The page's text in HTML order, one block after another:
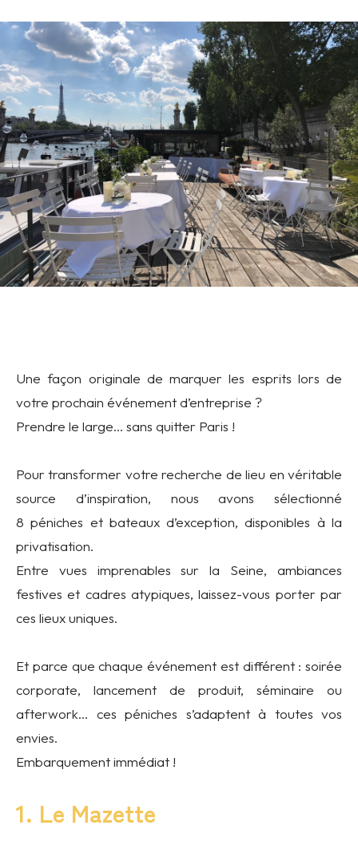
Une façon originale de marquer les esprits lors de
votre prochain événement d’entreprise ?
Prendre le large… sans quitter Paris !
Pour transformer votre recherche de lieu en véritable
source d’inspiration, nous avons sélectionné
8 péniches et bateaux d’exception, disponibles à la
privatisation.
Entre vues imprenables sur la Seine, ambiances
festives et cadres atypiques, laissez-vous porter par
ces lieux uniques.
Et parce que chaque événement est différent : soirée
corporate, lancement de produit, séminaire ou
afterwork… ces péniches s’adaptent à toutes vos
envies.
Embarquement immédiat !
1. Le Mazette